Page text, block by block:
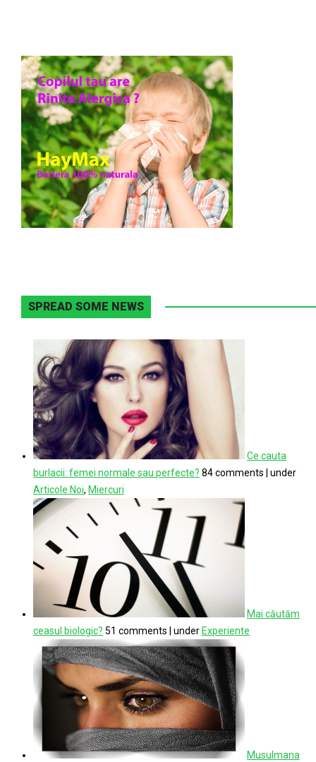
SPREAD SOME NEWS
Ce cauta
burlacii: femei normale sau perfecte? 84 comments
under
Articole Noi, Miercuri
Mai căutăm
ceasul biologic? 51 comments under Experiente
Musulmana